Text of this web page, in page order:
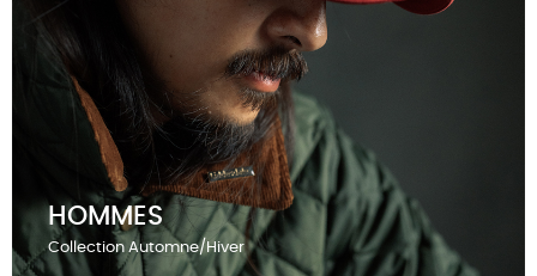
HOMMES
Collection Automne/Hiver